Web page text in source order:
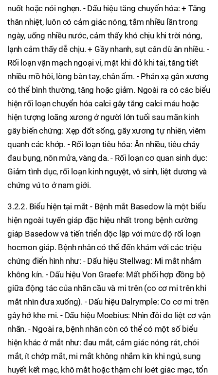
nuốt hoặc nói nghẹn. - Dấu hiệu tăng chuyển hóa: + Tăng
thân nhiệt, luôn có cảm giác nóng, tắm nhiều lần trong
ngày, uống nhiều nước, cảm thấy khó chịu khi trời nóng,
lạnh cảm thấy dễ chịu. + Gầy nhanh, sụt cân dù ăn nhiều. -
Rối loạn vận mạch ngoại vi, mặt khi đỏ khi tái, tăng tiết
nhiều mồ hôi, lòng bàn tay, chân ẩm. - Phản xạ gân xương
có thể bình thường, tăng hoặc giảm. Ngoài ra có các biểu
hiện rối loạn chuyển hóa calci gây tăng calci máu hoặc
hiện tượng loãng xương ở người lớn tuổi sau mãn kinh
gây biến chứng: Xẹp đốt sống, gãy xương tự nhiên, viêm
quanh các khớp. - Rối loạn tiêu hóa: Ăn nhiều, tiêu chảy
đau bụng, nôn mửa, vàng da. - Rối loạn cơ quan sinh dục:
Giảm tình dục, rối loạn kinh nguyệt, vô sinh, liệt dương và
chứng vú to ở nam giới.
3.2.2. Biểu hiện tại mắt - Bệnh mắt Basedow là một biểu
hiện ngoài tuyến giáp đặc hiệu nhất trong bệnh cường
giáp Basedow và tiến triển độc lập với mức độ rối loạn
hocmon giáp. Bệnh nhân có thể đến khám với các triệu
chứng điển hình như: - Dấu hiệu Stellwag: Mi mắt nhắm
không kín. - Dấu hiệu Von Graefe: Mất phối hợp đồng bộ
giữa động tác của nhãn cầu và mi trên (co cơ mi trên khi
mắt nhìn đưa xuống). - Dấu hiệu Dalrymple: Co cơ mi trên
gây hở khe mi. - Dấu hiệu Moebius: Nhìn đôi do liệt cơ vận
nhãn. - Ngoài ra, bệnh nhân còn có thể có một số biểu
hiện khác ở mắt như: đau mắt, cảm giác nóng rát, chói
mắt, ít chớp mắt, mi mắt không nhắm kín khi ngủ, sung
huyết kết mạc, khô mắt hoặc thậm chí loét giác mạc, tổn